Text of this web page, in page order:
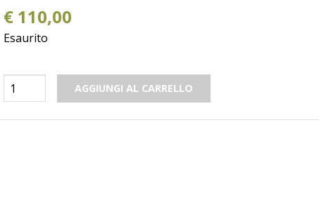
€ 110,00
Esaurito
Talò
Verdeca
Puglia
AGGIUNGI AL CARRELLO